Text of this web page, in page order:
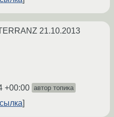
21.10.2013
+00:00 автор топика